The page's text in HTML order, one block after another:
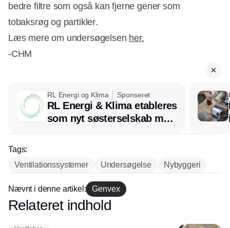
bedre filtre som også kan fjerne gener som
tobaksrøg og partikler.
Læs mere om undersøgelsen her.
-CHM
RL Energi og Klima Sponseret
RL Energi & Klima etableres
som nyt søsterselskab med
afsæt i RL Ventilation
Tags:
Ventilationssystemer
Undersøgelse Nybyggeri
Nævnt i denne artikel: Genvex
Annonce
Relateret indhold